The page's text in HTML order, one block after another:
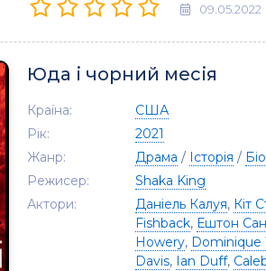
09.05.2022
Юда і чорний месія
Країна:
США
Рік:
2021
Жанр:
Драма / Історія /
Режисер:
Shaka King
Актори:
Даніель Калуя, Кіт
Fishback, Ештон
Howery, Dominique
Davis, Ian Duff,